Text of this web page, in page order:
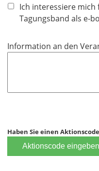
Ich interessiere
Tagungsband als e-
Information an den
Haben Sie einen
Aktionscode